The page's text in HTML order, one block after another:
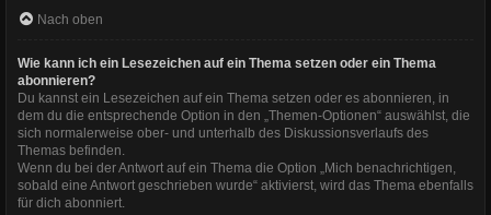
Nach oben
Wie kann ich ein Lesezeichen auf ein Thema setzen oder ein Thema
abonnieren?
Du kannst ein Lesezeichen auf ein Thema setzen oder es abonnieren, in
dem du die entsprechende Option in den „Themen-Optionen“ auswählst, die
sich normalerweise ober- und unterhalb des Diskussionsverlaufs des
Themas befinden.
Wenn du bei der Antwort auf ein Thema die Option „Mich benachrichtigen,
sobald eine Antwort geschrieben wurde“ aktivierst, wird das Thema ebenfalls
für dich abonniert.